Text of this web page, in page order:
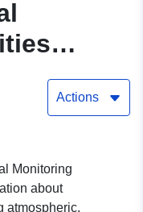
Actions
Monitoring
about
atmospheric,